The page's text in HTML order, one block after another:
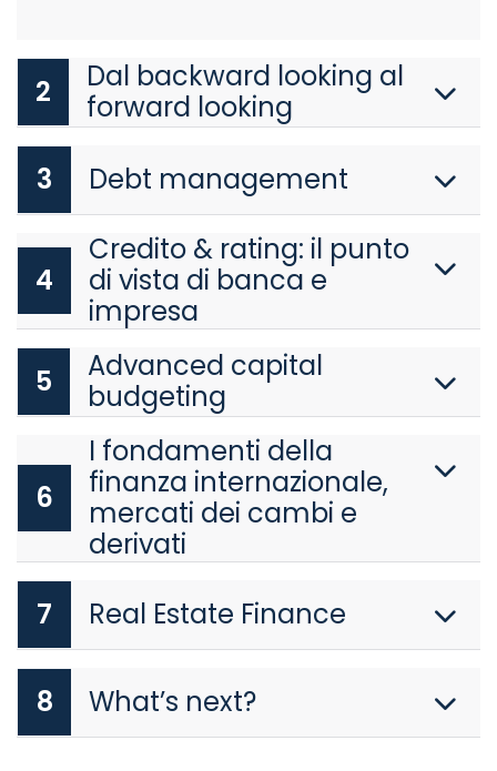
2
Dal backward looking al
forward looking
3
Debt management
4
Credito & rating: il punto
di vista di banca e
impresa
5
Advanced capital
budgeting
6
I fondamenti della
finanza internazionale,
mercati dei cambi e
derivati
7
Real Estate Finance
8 What’s next?